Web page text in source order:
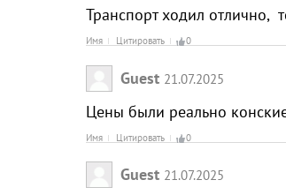
Транспорт ходил отлично,
Имя Цитировать 0
Guest 21.07.2025
Цены были реально
Имя Цитировать 0
Guest 21.07.2025